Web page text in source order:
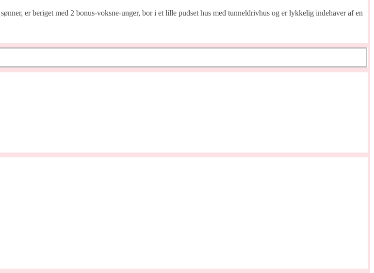
er beriget med 2 bonus-voksne-unger, bor i et lille pudset hus med tunneldrivhus og er lykkelig indehaver af en